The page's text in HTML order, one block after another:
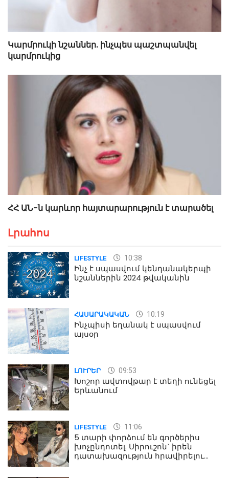
Կարմրուկի նշաններ. ինչպես պաշտպանվել
կարմրուկից
ՀՀ ԱՆ-ն կարևոր հայտարարություն է տարածել
Լրահոս
LIFESTYLE 10:38
Ինչ է սպասվում կենդանակերպի
նշաններին 2024 թվականին
ՀԱՍԱՐԱԿԱԿԱՆ 10:19
Ինչպիսի եղանակ է սպասվում
այսօր
ԼՈՒՐԵՐ 09:53
Խոշոր ավտովթար է տեղի ունեցել
Երևանում
LIFESTYLE 11:06
5 տարի փորձում են գործերիս
խոչընդոտել. Սիրուշոն` իրեն
դատախազություն հրավիրելու